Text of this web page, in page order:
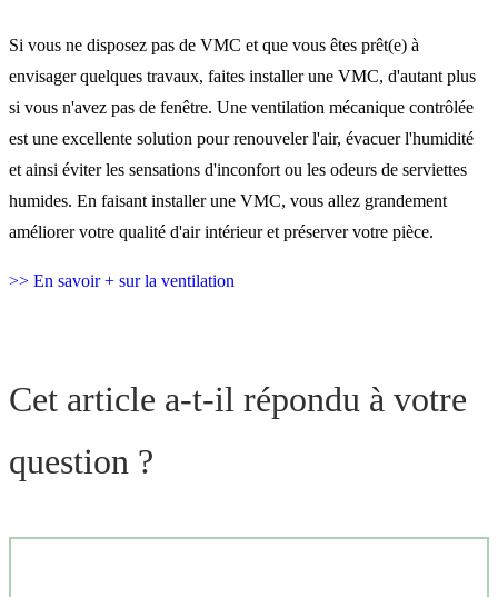
Si vous ne disposez pas de VMC et que vous êtes prêt(e) à
envisager quelques travaux, faites installer une VMC, d'autant plus
si vous n'avez pas de fenêtre. Une ventilation mécanique contrôlée
est une excellente solution pour renouveler l'air, évacuer l'humidité
et ainsi éviter les sensations d'inconfort ou les odeurs de serviettes
humides. En faisant installer une VMC, vous allez grandement
améliorer votre qualité d'air intérieur et préserver votre pièce.
>> En savoir + sur la ventilation
Cet article a-t-il répondu à votre
question ?